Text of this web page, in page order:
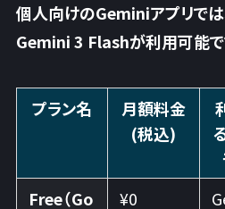
個人向けのGeminiアプリでは
Gemini 3 Flashが利用可能で
プラン名
月額料金
(税込)
Free（Go ¥0